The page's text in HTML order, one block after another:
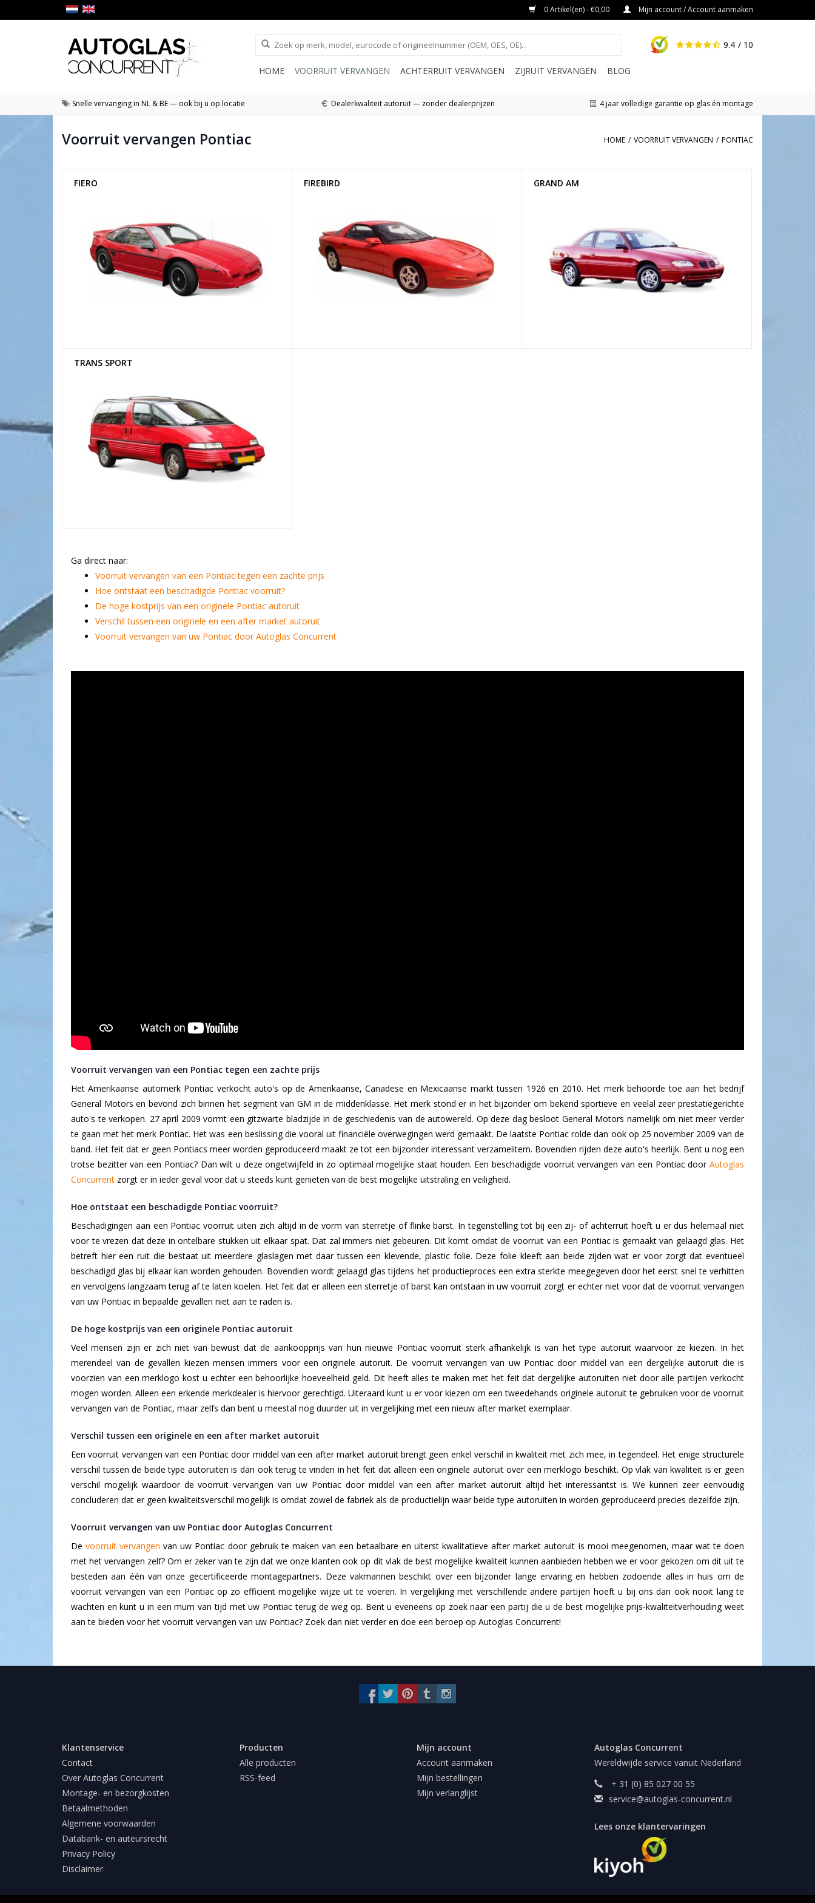
0 Artikel(en) - €0,00 Mijn account / Account aanmaken
9.4 / 10
HOME VOORRUIT VERVANGEN ACHTERRUIT VERVANGEN ZIJRUIT VERVANGEN BLOG
Snelle vervanging in NL & BE — ook bij u op locatie Dealerkwaliteit autoruit — zonder dealerprijzen 4 jaar volledige garantie op glas én montage
Voorruit vervangen Pontiac HOME / VOORRUIT VERVANGEN / PONTIAC
FIERO FIREBIRD GRAND AM
TRANS SPORT
Ga direct naar:
Voorruit vervangen van een Pontiac tegen een zachte prijs
Hoe ontstaat een beschadigde Pontiac voorruit?
De hoge kostprijs van een originele Pontiac autoruit
Verschil tussen een originele en een after market autoruit
Voorruit vervangen van uw Pontiac door Autoglas Concurrent
Voorruit vervangen van een Pontiac tegen een zachte prijs
Het Amerikaanse automerk Pontiac verkocht auto's op de Amerikaanse, Canadese en Mexicaanse markt tussen 1926 en 2010. Het merk behoorde toe aan het bedrijf
General Motors en bevond zich binnen het segment van GM in de middenklasse. Het merk stond er in het bijzonder om bekend sportieve en veelal zeer prestatiegerichte
auto's te verkopen. 27 april 2009 vormt een gitzwarte bladzijde in de geschiedenis van de autowereld. Op deze dag besloot General Motors namelijk om niet meer verder
te gaan met het merk Pontiac. Het was een beslissing die vooral uit financiële overwegingen werd gemaakt. De laatste Pontiac rolde dan ook op 25 november 2009 van de
band. Het feit dat er geen Pontiacs meer worden geproduceerd maakt ze tot een bijzonder interessant verzamelitem. Bovendien rijden deze auto's heerlijk. Bent u nog een
trotse bezitter van een Pontiac? Dan wilt u deze ongetwijfeld in zo optimaal mogelijke staat houden. Een beschadigde voorruit vervangen van een Pontiac door Autoglas
Concurrent zorgt er in ieder geval voor dat u steeds kunt genieten van de best mogelijke uitstraling en veiligheid.
Hoe ontstaat een beschadigde Pontiac voorruit?
Beschadigingen aan een Pontiac voorruit uiten zich altijd in de vorm van sterretje of flinke barst. In tegenstelling tot bij een zij- of achterruit hoeft u er dus helemaal niet
voor te vrezen dat deze in ontelbare stukken uit elkaar spat. Dat zal immers niet gebeuren. Dit komt omdat de voorruit van een Pontiac is gemaakt van gelaagd glas. Het
betreft hier een ruit die bestaat uit meerdere glaslagen met daar tussen een klevende, plastic folie. Deze folie kleeft aan beide zijden wat er voor zorgt dat eventueel
beschadigd glas bij elkaar kan worden gehouden. Bovendien wordt gelaagd glas tijdens het productieproces een extra sterkte meegegeven door het eerst snel te verhitten
en vervolgens langzaam terug af te laten koelen. Het feit dat er alleen een sterretje of barst kan ontstaan in uw voorruit zorgt er echter niet voor dat de voorruit vervangen
van uw Pontiac in bepaalde gevallen niet aan te raden is.
De hoge kostprijs van een originele Pontiac autoruit
Veel mensen zijn er zich niet van bewust dat de aankoopprijs van hun nieuwe Pontiac voorruit sterk afhankelijk is van het type autoruit waarvoor ze kiezen. In het
merendeel van de gevallen kiezen mensen immers voor een originele autoruit. De voorruit vervangen van uw Pontiac door middel van een dergelijke autoruit die is
voorzien van een merklogo kost u echter een behoorlijke hoeveelheid geld. Dit heeft alles te maken met het feit dat dergelijke autoruiten niet door alle partijen verkocht
mogen worden. Alleen een erkende merkdealer is hiervoor gerechtigd. Uiteraard kunt u er voor kiezen om een tweedehands originele autoruit te gebruiken voor de voorruit
vervangen van de Pontiac, maar zelfs dan bent u meestal nog duurder uit in vergelijking met een nieuw after market exemplaar.
Verschil tussen een originele en een after market autoruit
Een voorruit vervangen van een Pontiac door middel van een after market autoruit brengt geen enkel verschil in kwaliteit met zich mee, in tegendeel. Het enige structurele
verschil tussen de beide type autoruiten is dan ook terug te vinden in het feit dat alleen een originele autoruit over een merklogo beschikt. Op vlak van kwaliteit is er geen
verschil mogelijk waardoor de voorruit vervangen van uw Pontiac door middel van een after market autoruit altijd het interessantst is. We kunnen zeer eenvoudig
concluderen dat er geen kwaliteitsverschil mogelijk is omdat zowel de fabriek als de productielijn waar beide type autoruiten in worden geproduceerd precies dezelfde zijn.
Voorruit vervangen van uw Pontiac door Autoglas Concurrent
Devoorruit vervangen van uw Pontiac door gebruik te maken van een betaalbare en uiterst kwalitatieve after market autoruit is mooi meegenomen, maar wat te doen
met het vervangen zelf? Om er zeker van te zijn dat we onze klanten ook op dit vlak de best mogelijke kwaliteit kunnen aanbieden hebben we er voor gekozen om dit uit te
besteden aan één van onze gecertificeerde montagepartners. Deze vakmannen beschikt over een bijzonder lange ervaring en hebben zodoende alles in huis om de
voorruit vervangen van een Pontiac op zo efficiënt mogelijke wijze uit te voeren. In vergelijking met verschillende andere partijen hoeft u bij ons dan ook nooit lang te
wachten en kunt u in een mum van tijd met uw Pontiac terug de weg op. Bent u eveneens op zoek naar een partij die u de best mogelijke prijs-kwaliteitverhouding weet
aan te bieden voor het voorruit vervangen van uw Pontiac? Zoek dan niet verder en doe een beroep op Autoglas Concurrent!
Klantenservice
Contact
Over Autoglas Concurrent
Montage- en bezorgkosten
Betaalmethoden
Algemene voorwaarden
Databank- en auteursrecht
Privacy Policy
Disclaimer
Producten
Alle producten
RSS-feed
Mijn account
Account aanmaken
Mijn bestellingen
Mijn verlanglijst
Autoglas Concurrent
Wereldwijde service vanuit Nederland
+ 31 (0) 85 027 00 55
service@autoglas-concurrent.nl
Lees onze klantervaringen